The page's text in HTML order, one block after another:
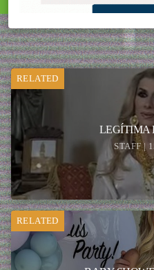
RELATED
LEGÍTIMA
STAFF |
RELATED